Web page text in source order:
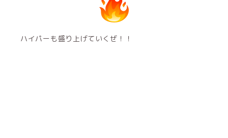
ハイパーも盛り上げていくぜ！！